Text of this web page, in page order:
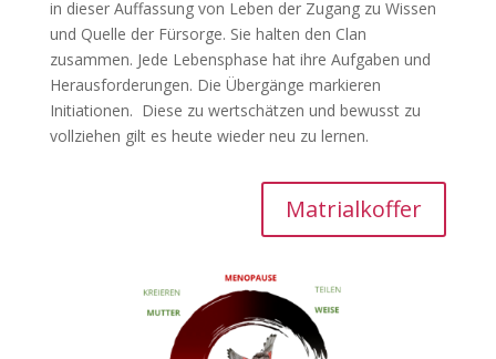
in dieser Auffassung von Leben der Zugang zu Wissen
und Quelle der Fürsorge. Sie halten den Clan
zusammen. Jede Lebensphase hat ihre Aufgaben und
Herausforderungen. Die Übergänge markieren
Initiationen. Diese zu wertschätzen und bewusst zu
vollziehen gilt es heute wieder neu zu lernen.
Matrialkoffer